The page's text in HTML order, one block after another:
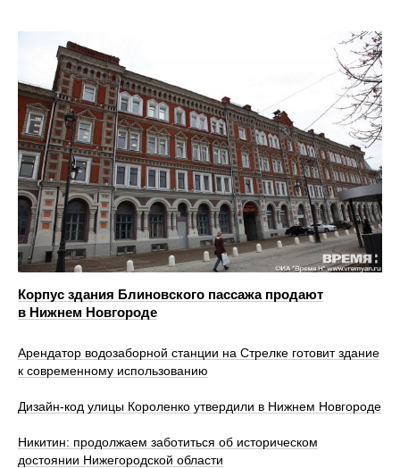
Корпус здания Блиновского пассажа продают
в Нижнем Новгороде
Арендатор водозаборной станции на Стрелке готовит здание
к современному использованию
Дизайн-код улицы Короленко утвердили в Нижнем Новгороде
Никитин: продолжаем заботиться об историческом
достоянии Нижегородской области